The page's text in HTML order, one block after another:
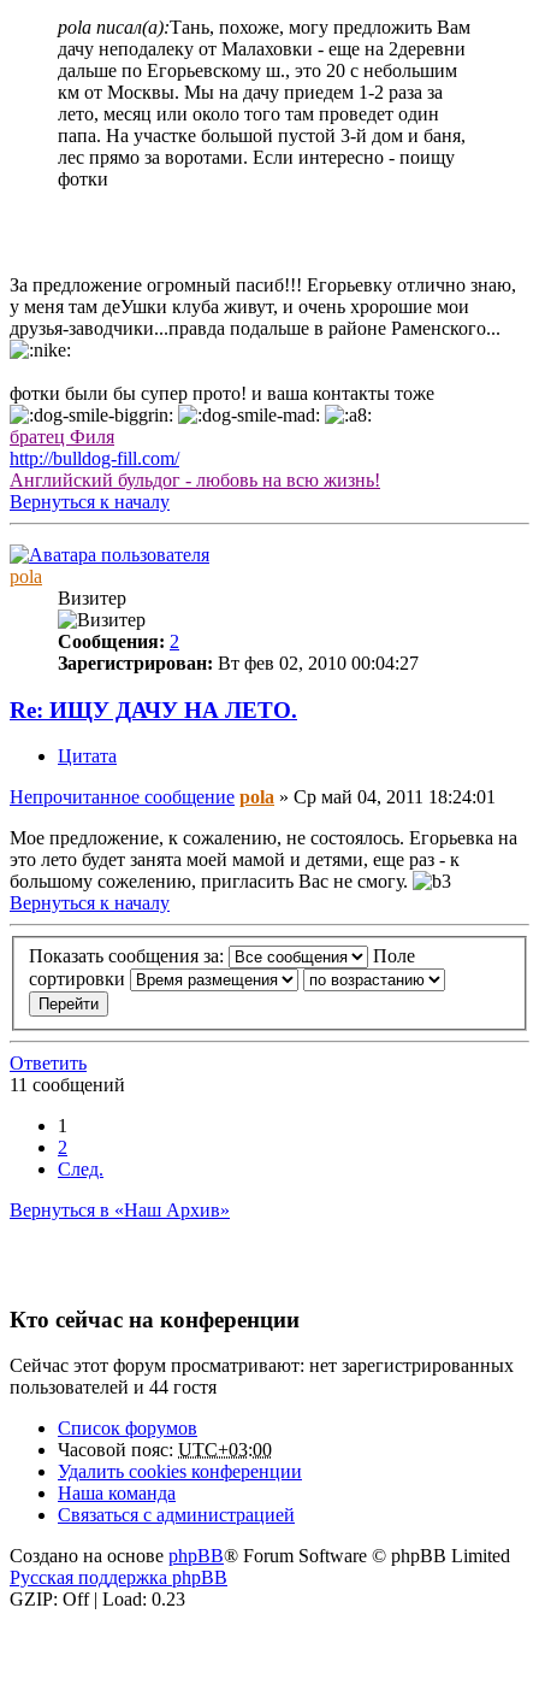
pola писал(а):Тань, похоже, могу предложить Вам
дачу неподалеку от Малаховки - еще на 2деревни
дальше по Егорьевскому ш., это 20 с небольшим
км от Москвы. Мы на дачу приедем 1-2 раза за
лето, месяц или около того там проведет один
папа. На участке большой пустой 3-й дом и баня,
лес прямо за воротами. Если интересно - поищу
фотки
За предложение огромный пасиб!!! Егорьевку отлично знаю,
у меня там деУшки клуба живут, и очень хророшие мои
друзья-заводчики...правда подальше в районе Раменского...
фотки были бы супер прото! и ваша контакты тоже
братец Филя
http://bulldog-fill.com/
Английский бульдог - любовь на всю жизнь!
Вернуться к началу
pola
Визитер
Сообщения: 2
Зарегистрирован: Вт фев 02, 2010 00:04:27
Re: ИЩУ ДАЧУ НА ЛЕТО.
Цитата
Непрочитанное сообщение pola » Ср май 04, 2011 18:24:01
Мое предложение, к сожалению, не состоялось. Егорьевка на
это лето будет занята моей мамой и детями, еще раз - к
большому сожелению, пригласить Вас не смогу.
Вернуться к началу
Показать сообщения за:
Поле
сортировки
Ответить
11 сообщений
1
2
След.
Вернуться в «Наш Архив»
Кто сейчас на конференции
Сейчас этот форум просматривают: нет зарегистрированных
пользователей и 44 гостя
Список форумов
Часовой пояс: UTC+03:00
Удалить cookies конференции
Наша команда
Связаться с администрацией
Создано на основе phpBB® Forum Software © phpBB Limited
Русская поддержка phpBB
GZIP: Off | Load: 0.23